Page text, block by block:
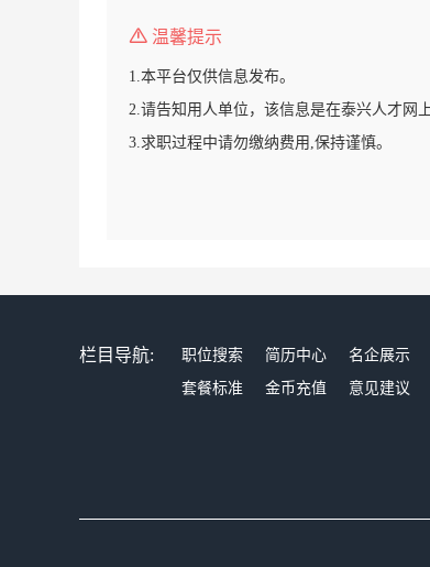
温馨提示
1.本平台仅供信息发布。
2.请告知用人单位，该信息是在泰兴人才网
3.求职过程中请勿缴纳费用,保持谨慎。
栏目导航: 职位搜索 简历中心 名企展示
套餐标准
金币充值 意见建议